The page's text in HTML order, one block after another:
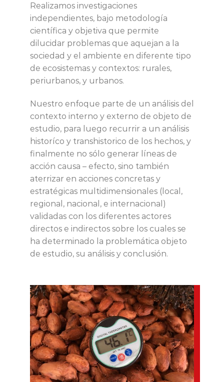
Realizamos investigaciones
independientes, bajo metodología
científica y objetiva que permite
dilucidar problemas que aquejan a la
sociedad y el ambiente en diferente tipo
de ecosistemas y contextos: rurales,
periurbanos, y urbanos.
Nuestro enfoque parte de un análisis del
contexto interno y externo de objeto de
estudio, para luego recurrir a un análisis
historíco y transhistorico de los hechos, y
finalmente no sólo generar líneas de
acción causa – efecto, sino también
aterrizar en acciones concretas y
estratégicas multidimensionales (local,
regional, nacional, e internacional)
validadas con los diferentes actores
directos e indirectos sobre los cuales se
ha determinado la problemática objeto
de estudio, su análisis y conclusión.